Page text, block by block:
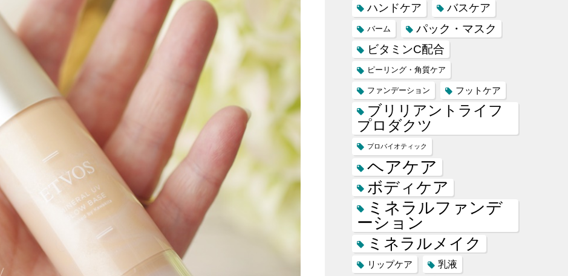
ハンドケア バスケア
バーム
パック・マスク
ビタミンC配合
ピーリング・角質ケア
ファンデーション フットケア
ブリリアントライフ
プロダクツ
プロバイオティック
ヘアケア
ボディケア
ミネラルファンデ
ーション
ミネラルメイク
リップケア 乳液